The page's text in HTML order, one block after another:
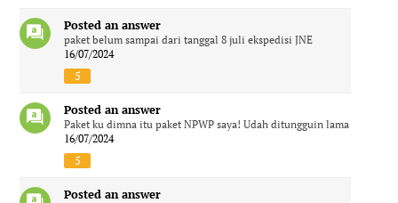
Posted an answer
paket belum sampai dari tanggal 8 juli ekspedisi JNE
16/07/2024
5
Posted an answer
Paket ku dimna itu paket NPWP saya! Udah ditungguin lama
16/07/2024
5
Posted an answer